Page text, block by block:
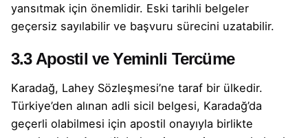
yansıtmak için önemlidir. Eski tarihli belgeler
geçersiz sayılabilir ve başvuru sürecini uzatabilir.
3.3 Apostil ve Yeminli Tercüme
Karadağ, Lahey Sözleşmesi’ne taraf bir ülkedir.
Türkiye’den alınan adli sicil belgesi, Karadağ’da
geçerli olabilmesi için apostil onayıyla birlikte